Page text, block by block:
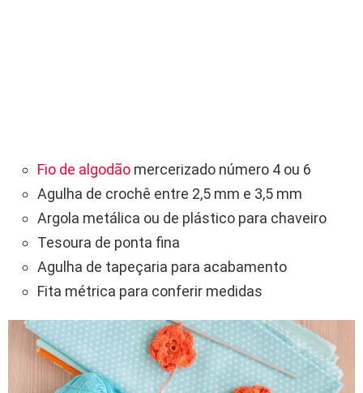
Fio de algodão mercerizado número 4 ou 6
Agulha de crochê entre 2,5 mm e 3,5 mm
Argola metálica ou de plástico para chaveiro
Tesoura de ponta fina
Agulha de tapeçaria para acabamento
Fita métrica para conferir medidas